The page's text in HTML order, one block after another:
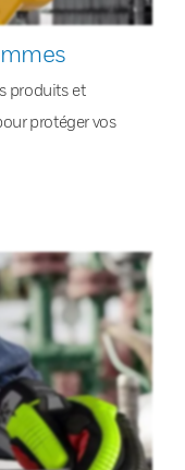
produits et
protéger vos